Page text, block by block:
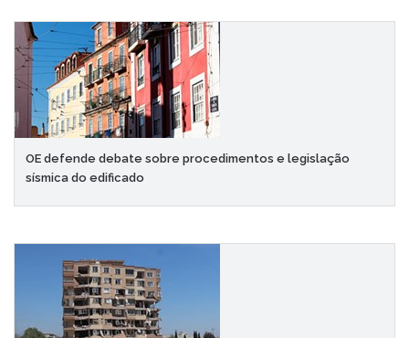
OE defende debate sobre procedimentos e legislação
sísmica do edificado